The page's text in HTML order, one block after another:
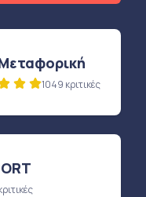
1049 κριτικές